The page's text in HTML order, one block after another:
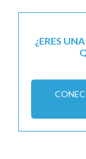
¿ERES